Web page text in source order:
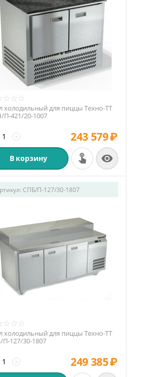
холодильный для пиццы Техно-ТТ
П-421/20-1007
+ 243 579₽
В корзину 
СПБ/П-127/30-1807
холодильный для пиццы Техно-ТТ
127/30-1807
+ 249 385₽